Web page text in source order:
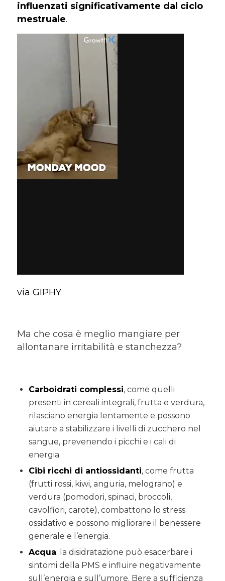
influenzati significativamente dal ciclo
mestruale.
via GIPHY
Ma che cosa è meglio mangiare per
allontanare irritabilità e stanchezza?
Carboidrati complessi, come quelli
presenti in cereali integrali, frutta e verdura,
rilasciano energia lentamente e possono
aiutare a stabilizzare i livelli di zucchero nel
sangue, prevenendo i picchi e i cali di
energia.
Cibi ricchi di antiossidanti, come frutta
(frutti rossi, kiwi, anguria, melograno) e
verdura (pomodori, spinaci, broccoli,
cavolfiori, carote), combattono lo stress
ossidativo e possono migliorare il benessere
generale e l’energia.
Acqua: la disidratazione può esacerbare i
sintomi della PMS e influire negativamente
sull’energia e sull’umore. Bere a sufficienza